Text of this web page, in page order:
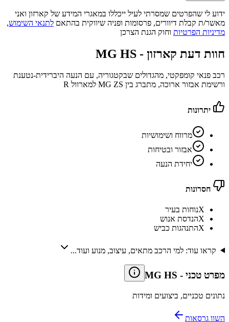
ידוע לי שהפרטים שמסרתי לעיל ייכללו במאגרי המידע של קארזון ואני
מאשר/ת קבלת דיוורים, פרסומות ופניה שיווקית בהתאם לתנאי השימוש,
מדיניות הפרטיות וחוק הגנת הצרכן
חוות דעת קארזון - MG HS
רכב פנאי קומפקטי, מהגדולים שבקטגוריה, עם הנעה היברידית-נטענת
ורשימת אבזור ארוכה, מתברג בין MG ZS למארוול R
יתרונות
מרווח ושימושיות
אבזור ובטיחות
יחידת הנעה
חסרונות
Xנוחות בעיר
Xהנדסת אנוש
Xהתנהגות כביש
קראו עוד: למי הרכב מתאים, עיצוב, מנוע ועוד...
מפרט טכני -
MG HS
נתונים טכניים, ביצועים ומידות
השוו גרסאות